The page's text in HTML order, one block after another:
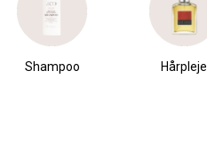
Shampoo Hårpleje